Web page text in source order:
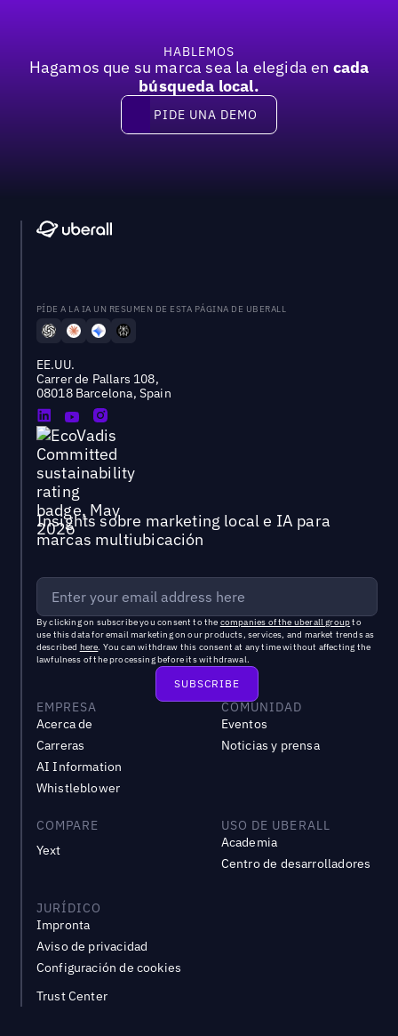
HABLEMOS
Hagamos que su marca sea la elegida en cada
búsqueda local.
Pide una demo
PIDE UNA DEMO
PÍDE A LA IA UN RESUMEN DE ESTA PÁGINA DE UBERALL
EE.UU.
Carrer de Pallars 108,
08018 Barcelona, Spain
Insights sobre marketing local e IA para
marcas multiubicación
By clicking on subscribe you consent to the companies of the uberall groupto
use this data for email marketing on our products, services, and market trends as
described here. You can withdraw this consent at any time without affecting the
lawfulness of the processing before its withdrawal.
EMPRESA
Acerca de
Carreras
AI Information
Whistleblower
COMUNIDAD
Eventos
Noticias y prensa
COMPARE
Yext
USO DE UBERALL
Academia
Centro de desarrolladores
JURÍDICO
Impronta
Aviso de privacidad
Configuración de cookies
Trust Center